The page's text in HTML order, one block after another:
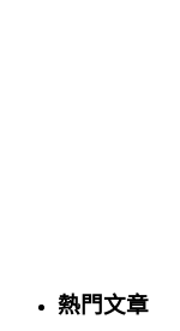
熱門文章